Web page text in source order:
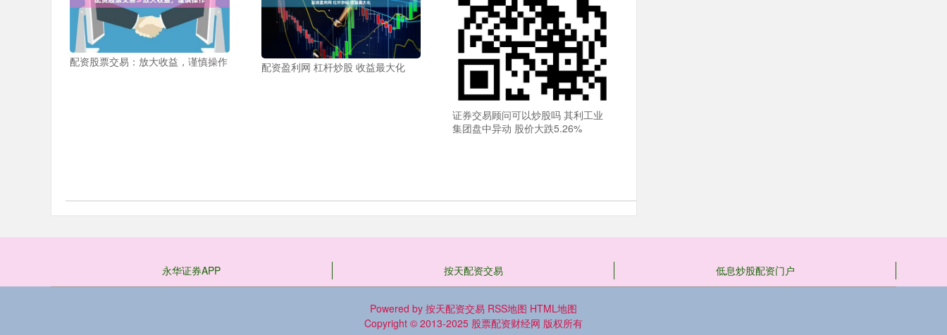
配资股票交易：放大收益，谨慎操作 配资盈利网 杠杆炒股 收益最大化
证券交易顾问可以炒股吗 其利工业
集团盘中异动 股价大跌5.26%
永华证券APP 按天配资交易 低息炒股配资门户
Powered by 按天配资交易 RSS地图 HTML地图
Copyright © 2013-2025 股票配资财经网 版权所有